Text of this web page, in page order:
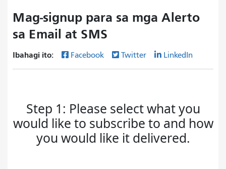
Mag-signup para sa mga Alerto
sa Email at SMS
Ibahagi ito: Facebook Twitter LinkedIn